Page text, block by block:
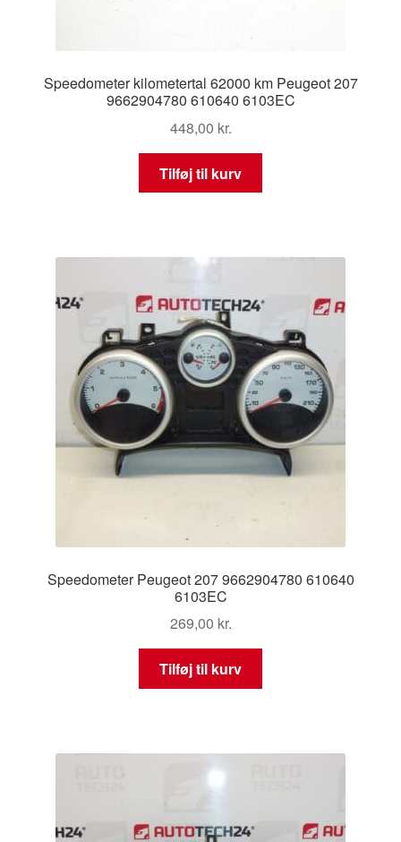
Speedometer kilometertal 62000 km Peugeot 207
9662904780 610640 6103EC
448,00 kr.
Tilføj til kurv
Speedometer Peugeot 207 9662904780 610640
6103EC
269,00 kr.
Tilføj til kurv